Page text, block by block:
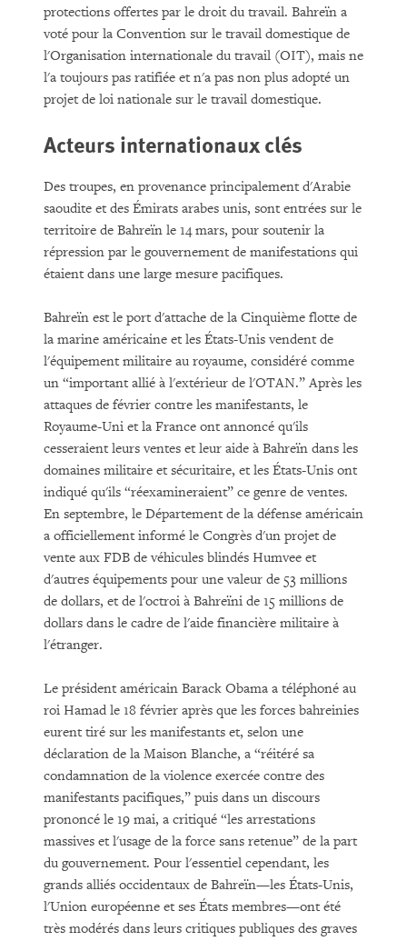
protections offertes par le droit du travail. Bahreïn a
voté pour la Convention sur le travail domestique de
l'Organisation internationale du travail (OIT), mais ne
l'a toujours pas ratifiée et n'a pas non plus adopté un
projet de loi nationale sur le travail domestique.
Acteurs internationaux clés
Des troupes, en provenance principalement d'Arabie
saoudite et des Émirats arabes unis, sont entrées sur le
territoire de Bahreïn le 14 mars, pour soutenir la
répression par le gouvernement de manifestations qui
étaient dans une large mesure pacifiques.
Bahreïn est le port d'attache de la Cinquième flotte de
la marine américaine et les États-Unis vendent de
l'équipement militaire au royaume, considéré comme
un “important allié à l'extérieur de l'OTAN.” Après les
attaques de février contre les manifestants, le
Royaume-Uni et la France ont annoncé qu'ils
cesseraient leurs ventes et leur aide à Bahreïn dans les
domaines militaire et sécuritaire, et les États-Unis ont
indiqué qu'ils “réexamineraient” ce genre de ventes.
En septembre, le Département de la défense américain
a officiellement informé le Congrès d'un projet de
vente aux FDB de véhicules blindés Humvee et
d'autres équipements pour une valeur de 53 millions
de dollars, et de l'octroi à Bahreïni de 15 millions de
dollars dans le cadre de l'aide financière militaire à
l'étranger.
Le président américain Barack Obama a téléphoné au
roi Hamad le 18 février après que les forces bahreinies
eurent tiré sur les manifestants et, selon une
déclaration de la Maison Blanche, a “réitéré sa
condamnation de la violence exercée contre des
manifestants pacifiques,” puis dans un discours
prononcé le 19 mai, a critiqué “les arrestations
massives et l'usage de la force sans retenue” de la part
du gouvernement. Pour l'essentiel cependant, les
grands alliés occidentaux de Bahreïn—les États-Unis,
l'Union européenne et ses États membres—ont été
très modérés dans leurs critiques publiques des graves